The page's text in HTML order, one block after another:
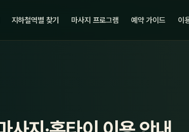
지하철역별 찾기 마사지 프로그램 예약 가이드 이